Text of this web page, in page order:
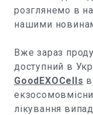
розглянемо в
нашими
Вже зараз
доступний в
GoodEXOCells
лікування